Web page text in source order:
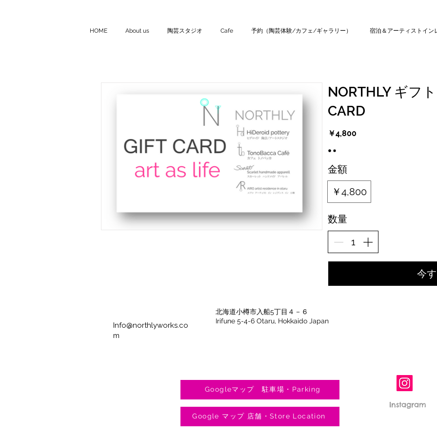
HOME About us 陶芸スタジオ Cafe 予約（陶芸体験/カフェ/ギャラリー） 宿泊＆アーティストイン
NORTHLY ギフ
CARD
￥4,800
金額
￥4,800
数量
今
Info@northlyworks.co
m
北海道小樽市入船5丁目４－６
Irifune 5-4-6 Otaru, Hokkaido Japan
Googleマップ 駐車場・Parking
Google マップ 店舗・Store Location
Instagram